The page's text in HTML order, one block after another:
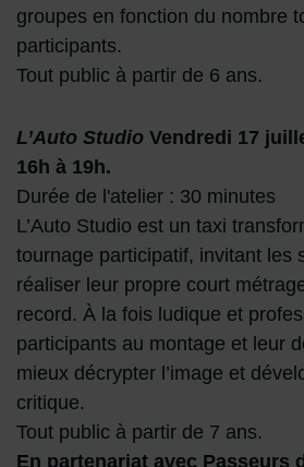
groupes en fonction du nombre
participants.
Tout public à partir de 6 ans.
L’Auto Studio Vendredi 17
16h à 19h.
Durée de l'atelier : 30 minutes
L’Auto Studio est un taxi
tournage participatif, invitant les
réaliser leur propre court
record. À la fois ludique et
participants au montage et leur
mieux décrypter l’image et
critique.
Tout public à partir de 7 ans.
En partenariat avec Passeurs